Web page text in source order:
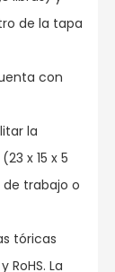
de la tapa
con
la
x 15 x 5
trabajo o
tóricas
La